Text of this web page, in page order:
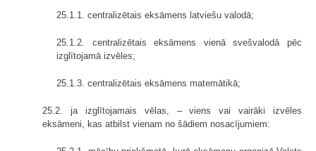
25.1.1. centralizētais eksāmens latviešu valodā;
25.1.2. centralizētais eksāmens vienā svešvalodā pēc
izglītojamā izvēles;
25.1.3. centralizētais eksāmens matemātikā;
25.2. ja izglītojamais vēlas, – viens vai vairāki izvēles
eksāmeni, kas atbilst vienam no šādiem nosacījumiem: